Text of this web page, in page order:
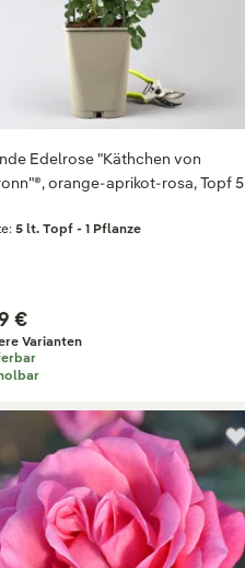
Edelrose "Käthchen von
orange-aprikot-rosa, Topf 5
5 lt. Topf - 1 Pflanze
€
Varianten